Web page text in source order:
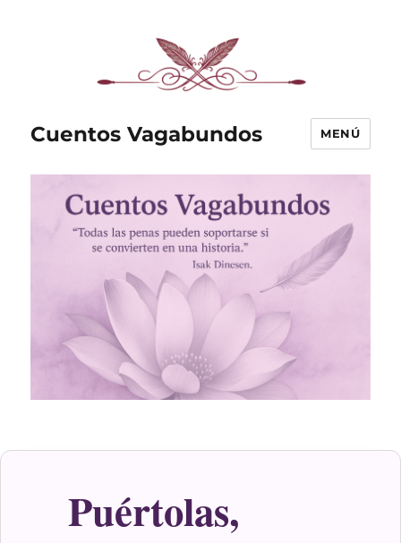
Cuentos Vagabundos MENÚ
Puértolas,